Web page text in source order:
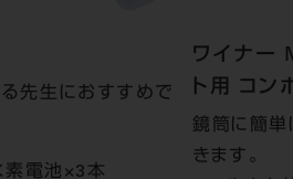
先生におすすめで
素電池×3本
ワイナー
ト用 コン
鏡筒に簡単
きます。